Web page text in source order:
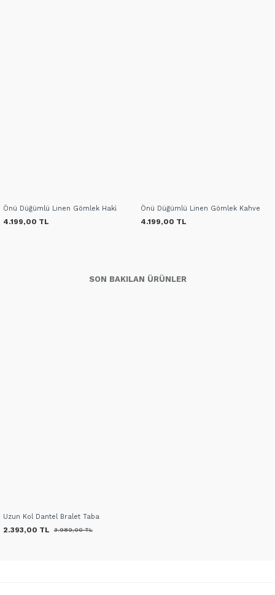
Önü Düğümlü Linen Gömlek Haki̇
4.199,00 TL
Önü Düğümlü Linen Gömlek Kahve
4.199,00 TL
SON BAKILAN ÜRÜNLER
Uzun Kol Dantel Bralet Taba
2.393,00 TL 3.989,00 TL